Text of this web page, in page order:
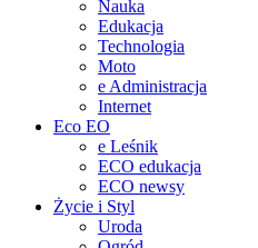
Nauka
Edukacja
Technologia
Moto
e Administracja
Internet
Eco EO
e Leśnik
ECO edukacja
ECO newsy
Życie i Styl
Uroda